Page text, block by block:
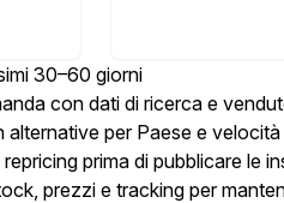
30–60 giorni
con dati di ricerca e
per Paese e
prima di pubblicare le
prezzi e tracking per